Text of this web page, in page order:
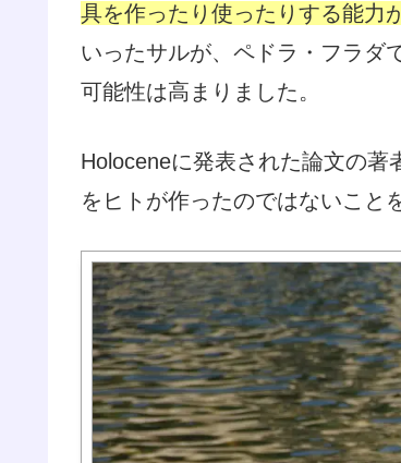
具を作ったり使ったりする能力
いったサルが、ペドラ・フラダ
可能性は高まりました。
Holoceneに発表された論文の
をヒトが作ったのではないこと